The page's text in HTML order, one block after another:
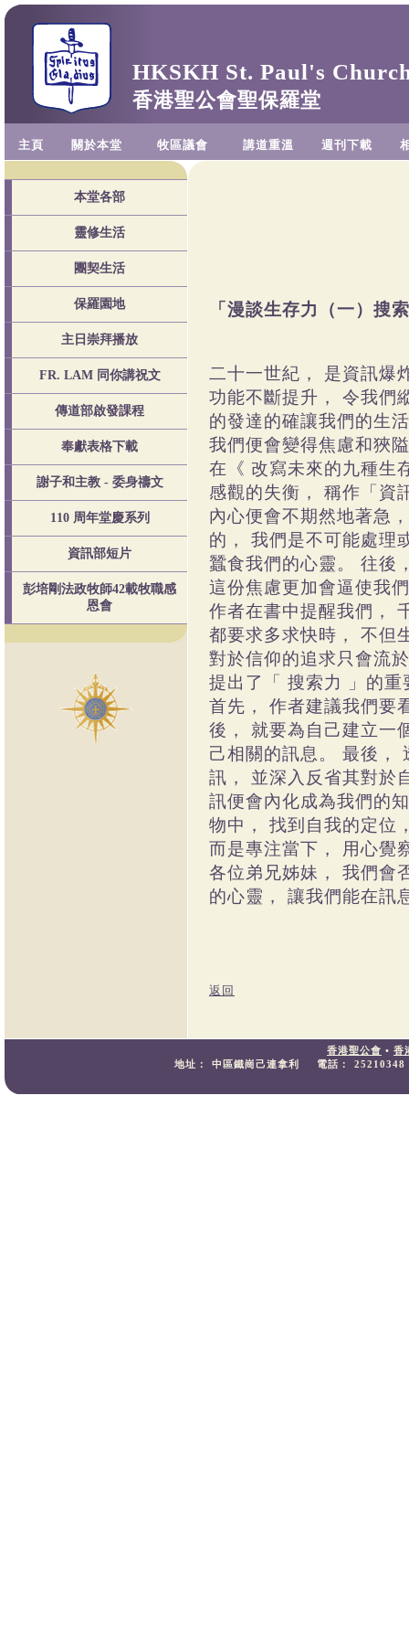
HKSKH St. Paul's
香港聖公會聖保羅堂
主頁 關於本堂 牧區議會 講道重溫 週刊下載
本堂各部
靈修生活
團契生活
保羅園地
主日崇拜播放
FR. LAM 同你講祝文
傳道部啟發課程
奉獻表格下載
謝子和主教 - 委身禱文
110 周年堂慶系列
資訊部短片
彭培剛法政牧師42載牧職感
恩會
「漫談生存
二十一世紀， 是資訊爆
功能不斷提升， 令我們
的發達的確讓我們的生
我們便會變得焦慮和狹
在《 改寫未來的九種生
感觀的失衡， 稱作「資
內心便會不期然地著急
的， 我們是不可能處理
蠶食我們的心靈。 往後
這份焦慮更加會逼使我
作者在書中提醒我們，
都要求多求快時， 不但
對於信仰的追求只會流
提出了「 搜索力 」的重
首先， 作者建議我們要
後， 就要為自己建立一
己相關的訊息。 最後，
訊， 並深入反省其對於
訊便會內化成為我們的
物中， 找到自我的定位
而是專注當下， 用心覺
各位弟兄姊妹， 我們會
的心靈， 讓我們能在訊
返回
香港聖公會 • 香
地址：
中區鐵崗己連拿利 電話： 25210348